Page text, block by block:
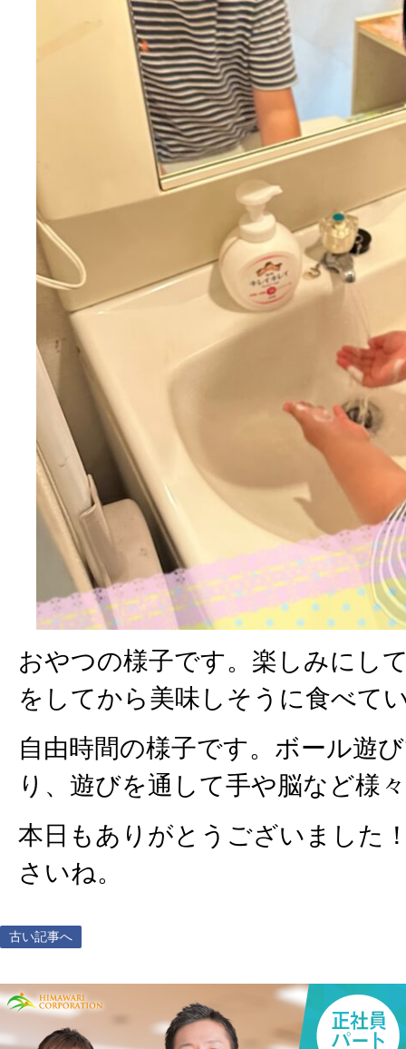
おやつの様子です。楽しみにし
をしてから美味しそうに食べて
自由時間の様子です。ボール遊
り、遊びを通して手や脳など様
本日もありがとうございました
さいね。
古い記事へ